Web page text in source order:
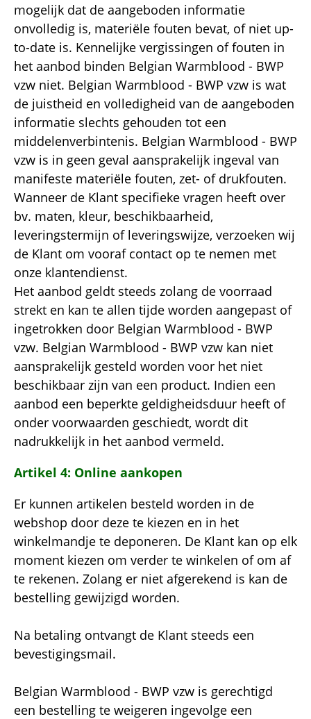
mogelijk dat de aangeboden informatie
onvolledig is, materiële fouten bevat, of niet up-
to-date is. Kennelijke vergissingen of fouten in
het aanbod binden Belgian Warmblood - BWP
vzw niet. Belgian Warmblood - BWP vzw is wat
de juistheid en volledigheid van de aangeboden
informatie slechts gehouden tot een
middelenverbintenis. Belgian Warmblood - BWP
vzw is in geen geval aansprakelijk ingeval van
manifeste materiële fouten, zet- of drukfouten.
Wanneer de Klant specifieke vragen heeft over
bv. maten, kleur, beschikbaarheid,
leveringstermijn of leveringswijze, verzoeken wij
de Klant om vooraf contact op te nemen met
onze klantendienst.
Het aanbod geldt steeds zolang de voorraad
strekt en kan te allen tijde worden aangepast of
ingetrokken door Belgian Warmblood - BWP
vzw. Belgian Warmblood - BWP vzw kan niet
aansprakelijk gesteld worden voor het niet
beschikbaar zijn van een product. Indien een
aanbod een beperkte geldigheidsduur heeft of
onder voorwaarden geschiedt, wordt dit
nadrukkelijk in het aanbod vermeld.
Artikel 4: Online aankopen
Er kunnen artikelen besteld worden in de
webshop door deze te kiezen en in het
winkelmandje te deponeren. De Klant kan op elk
moment kiezen om verder te winkelen of om af
te rekenen. Zolang er niet afgerekend is kan de
bestelling gewijzigd worden.
Na betaling ontvangt de Klant steeds een
bevestigingsmail.
Belgian Warmblood - BWP vzw is gerechtigd
een bestelling te weigeren ingevolge een